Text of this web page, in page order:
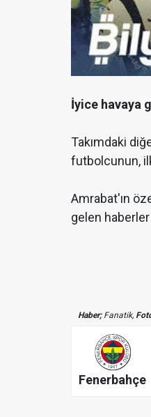
İyice havaya
Takımdaki
futbolcunun,
Amrabat'ın
gelen haberler
Haber;Fanatik,
Fenerbahçe